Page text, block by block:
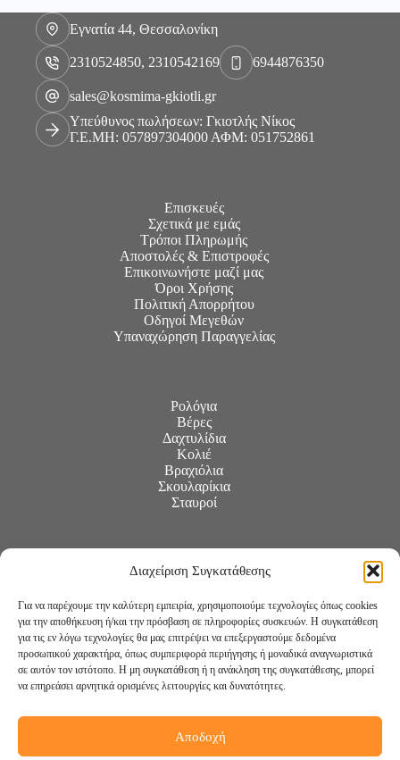
Διαχείριση Συγκατάθεσης
Για να παρέχουμε την καλύτερη εμπειρία, χρησιμοποιούμε τεχνολογίες όπως cookies
για την αποθήκευση ή/και την πρόσβαση σε πληροφορίες συσκευών. Η συγκατάθεση
για τις εν λόγω τεχνολογίες θα μας επιτρέψει να επεξεργαστούμε δεδομένα
προσωπικού χαρακτήρα, όπως συμπεριφορά περιήγησης ή μοναδικά αναγνωριστικά
σε αυτόν τον ιστότοπο. Η μη συγκατάθεση ή η ανάκληση της συγκατάθεσης, μπορεί
να επηρεάσει αρνητικά ορισμένες λειτουργίες και δυνατότητες.
Αποδοχή
Εγνατία 44, Θεσσαλονίκη
2310524850, 2310542169 6944876350
sales@kosmima-gkiotli.gr
Υπεύθυνος πωλήσεων: Γκιοτλής Νίκος
Γ.Ε.ΜΗ: 057897304000 ΑΦΜ: 051752861
Επισκευές
Σχετικά με εμάς
Τρόποι Πληρωμής
Αποστολές & Επιστροφές
Επικοινωνήστε μαζί μας
Όροι Χρήσης
Πολιτική Απορρήτου
Οδηγοί Μεγεθών
Υπαναχώρηση Παραγγελίας
Ρολόγια
Βέρες
Δαχτυλίδια
Κολιέ
Βραχιόλια
Σκουλαρίκια
Σταυροί